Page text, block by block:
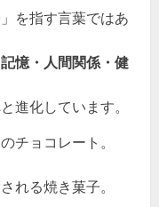
を指す言葉ではあ
憶・人間関係・健
進化しています。
チョコレート。
れる焼き菓子。